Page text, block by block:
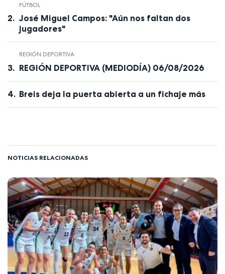
FÚTBOL
José Miguel Campos: "Aún nos faltan dos
jugadores"
REGIÓN DEPORTIVA
REGIÓN DEPORTIVA (MEDIODÍA) 06/08/2026
Breis deja la puerta abierta a un fichaje más
NOTICIAS RELACIONADAS